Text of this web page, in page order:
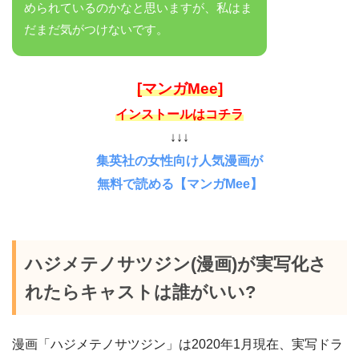
められているのかなと思いますが、私はま
だまだ気がつけないです。
[マンガMee]
インストールはコチラ
↓↓↓
集英社の女性向け人気漫画が
無料で読める【マンガMee】
ハジメテノサツジン(漫画)が実写化さ
れたらキャストは誰がいい?
漫画「ハジメテノサツジン」は2020年1月現在、実写ドラ